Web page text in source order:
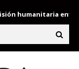
enviada a